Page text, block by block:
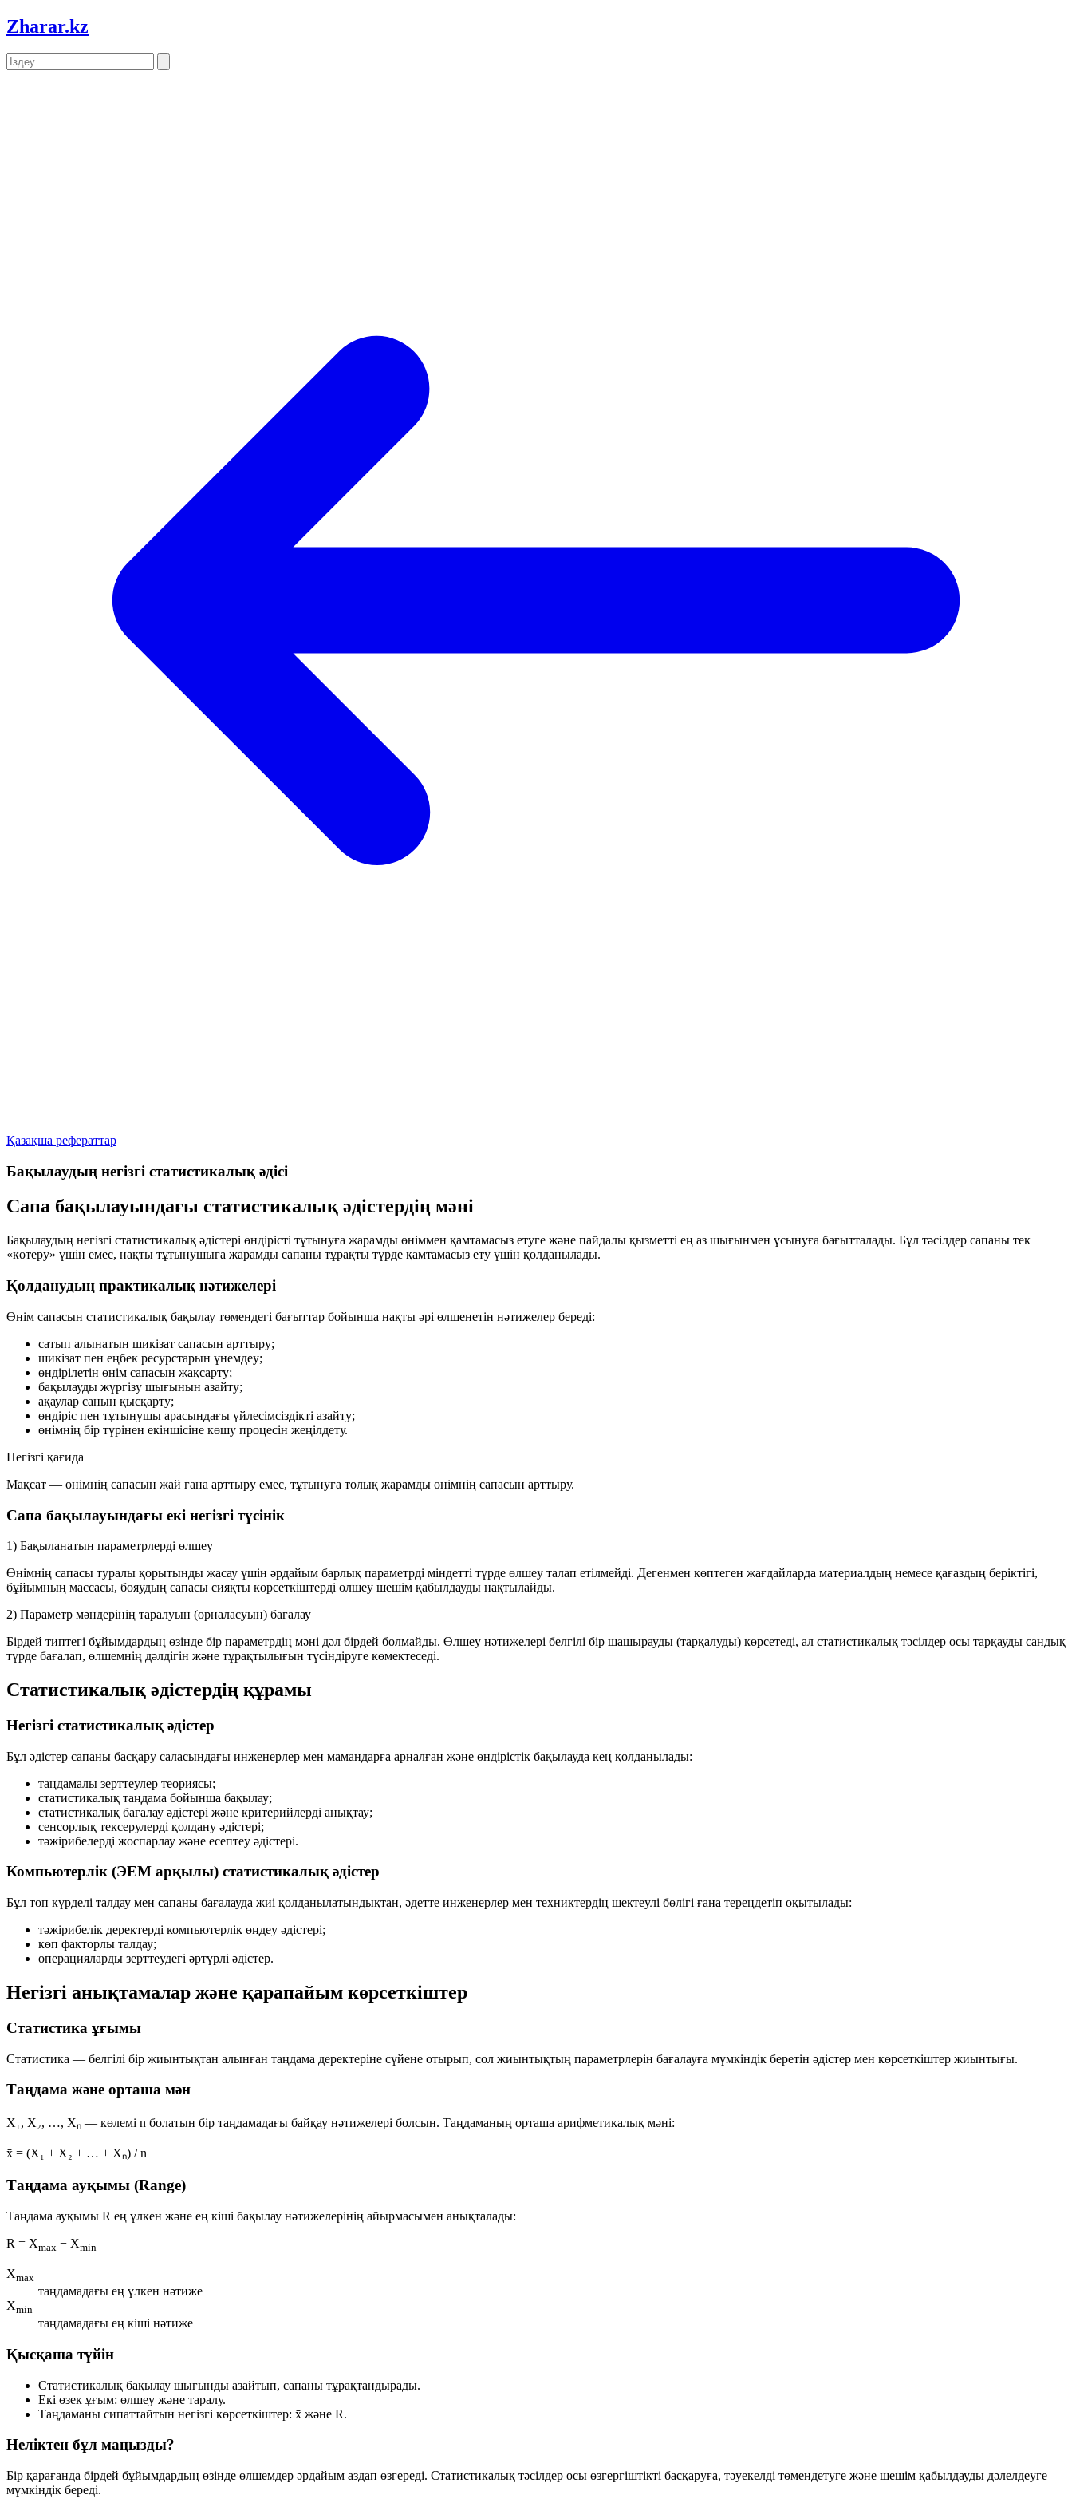
Zharar.kz
Қазақша рефераттар
Бақылаудың негізгі статистикалық әдісі
Сапа бақылауындағы статистикалық әдістердің мәні
Бақылаудың негізгі статистикалық әдістері өндірісті тұтынуға жарамды өніммен қамтамасыз етуге және пайдалы қызметті ең аз шығынмен ұсынуға бағытталады. Бұл тәсілдер сапаны тек
«көтеру» үшін емес, нақты тұтынушыға жарамды сапаны тұрақты түрде қамтамасыз ету үшін қолданылады.
Қолданудың практикалық нәтижелері
Өнім сапасын статистикалық бақылау төмендегі бағыттар бойынша нақты әрі өлшенетін нәтижелер береді:
сатып алынатын шикізат сапасын арттыру;
шикізат пен еңбек ресурстарын үнемдеу;
өндірілетін өнім сапасын жақсарту;
бақылауды жүргізу шығынын азайту;
ақаулар санын қысқарту;
өндіріс пен тұтынушы арасындағы үйлесімсіздікті азайту;
өнімнің бір түрінен екіншісіне көшу процесін жеңілдету.
Негізгі қағида
Мақсат — өнімнің сапасын жай ғана арттыру емес, тұтынуға толық жарамды өнімнің сапасын арттыру.
Сапа бақылауындағы екі негізгі түсінік
1) Бақыланатын параметрлерді өлшеу
Өнімнің сапасы туралы қорытынды жасау үшін әрдайым барлық параметрді міндетті түрде өлшеу талап етілмейді. Дегенмен көптеген жағдайларда материалдың немесе қағаздың беріктігі,
бұйымның массасы, бояудың сапасы сияқты көрсеткіштерді өлшеу шешім қабылдауды нақтылайды.
2) Параметр мәндерінің таралуын (орналасуын) бағалау
Бірдей типтегі бұйымдардың өзінде бір параметрдің мәні дәл бірдей болмайды. Өлшеу нәтижелері белгілі бір шашырауды (тарқалуды) көрсетеді, ал статистикалық тәсілдер осы тарқауды сандық
түрде бағалап, өлшемнің дәлдігін және тұрақтылығын түсіндіруге көмектеседі.
Статистикалық әдістердің құрамы
Негізгі статистикалық әдістер
Бұл әдістер сапаны басқару саласындағы инженерлер мен мамандарға арналған және өндірістік бақылауда кең қолданылады:
таңдамалы зерттеулер теориясы;
статистикалық таңдама бойынша бақылау;
статистикалық бағалау әдістері және критерийлерді анықтау;
сенсорлық тексерулерді қолдану әдістері;
тәжірибелерді жоспарлау және есептеу әдістері.
Компьютерлік (ЭЕМ арқылы) статистикалық әдістер
Бұл топ күрделі талдау мен сапаны бағалауда жиі қолданылатындықтан, әдетте инженерлер мен техниктердің шектеулі бөлігі ғана тереңдетіп оқытылады:
тәжірибелік деректерді компьютерлік өңдеу әдістері;
көп факторлы талдау;
операцияларды зерттеудегі әртүрлі әдістер.
Негізгі анықтамалар және қарапайым көрсеткіштер
Статистика ұғымы
Статистика — белгілі бір жиынтықтан алынған таңдама деректеріне сүйене отырып, сол жиынтықтың параметрлерін бағалауға мүмкіндік беретін әдістер мен көрсеткіштер жиынтығы.
Таңдама және орташа мән
X₁, X₂, …, Xₙ — көлемі n болатын бір таңдамадағы байқау нәтижелері болсын. Таңдаманың орташа арифметикалық мәні:
x̄ = (X₁ + X₂ + … + Xₙ) / n
Таңдама ауқымы (Range)
Таңдама ауқымы R ең үлкен және ең кіші бақылау нәтижелерінің айырмасымен анықталады:
R = Xmax − Xmin
Xmax
таңдамадағы ең үлкен нәтиже
Xmin
таңдамадағы ең кіші нәтиже
Қысқаша түйін
Статистикалық бақылау шығынды азайтып, сапаны тұрақтандырады.
Екі өзек ұғым: өлшеу және таралу.
Таңдаманы сипаттайтын негізгі көрсеткіштер: x̄ және R.
Неліктен бұл маңызды?
Бір қарағанда бірдей бұйымдардың өзінде өлшемдер әрдайым аздап өзгереді. Статистикалық тәсілдер осы өзгергіштікті басқаруға, тәуекелді төмендетуге және шешім қабылдауды дәлелдеуге
мүмкіндік береді.